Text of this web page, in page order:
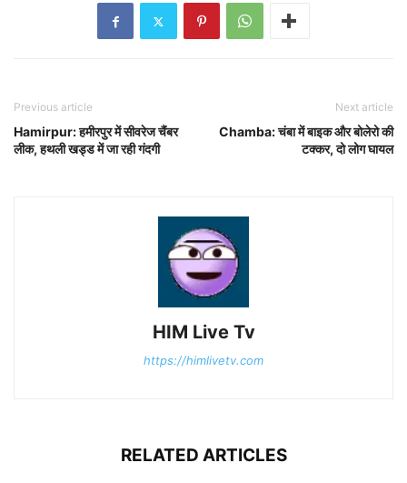
Previous article
Hamirpur: हमीरपुर में सीवरेज चैंबर
लीक, हथली खड्ड में जा रही गंदगी
Next article
Chamba: चंबा में बाइक और बोलेरो की
टक्कर, दो लोग घायल
HIM Live Tv
https://himlivetv.com
RELATED ARTICLES